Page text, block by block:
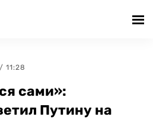
11:28
сами»:
Путину на